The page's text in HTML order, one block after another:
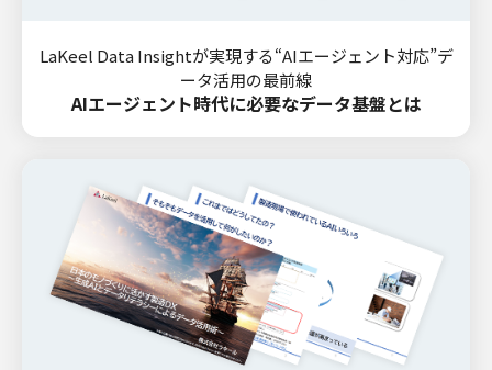
LaKeel Data Insightが実現する“AIエージェント対応”デ
ータ活用の最前線
AIエージェント時代に必要なデータ基盤とは